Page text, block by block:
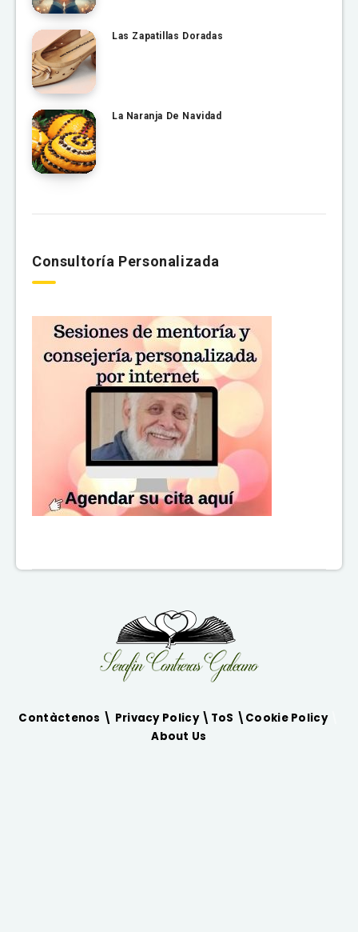
Las Zapatillas Doradas
La Naranja De Navidad
Consultoría Personalizada
Contàctenos \ Privacy Policy \ ToS \ Cookie Policy\
About Us